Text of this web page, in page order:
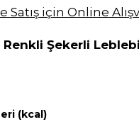
Satış için Online
Renkli Şekerli
(kcal)